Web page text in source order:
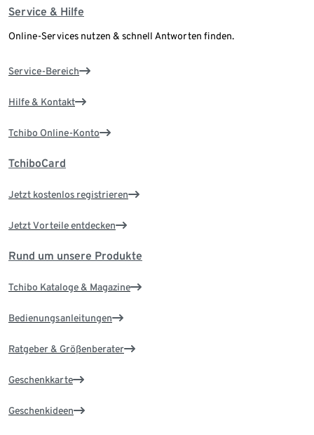
Service & Hilfe
Online-Services nutzen & schnell Antworten finden.
Service-Bereich
Hilfe & Kontakt
Tchibo Online-Konto
TchiboCard
Jetzt kostenlos registrieren
Jetzt Vorteile entdecken
Rund um unsere Produkte
Tchibo Kataloge & Magazine
Bedienungsanleitungen
Ratgeber & Größenberater
Geschenkkarte
Geschenkideen